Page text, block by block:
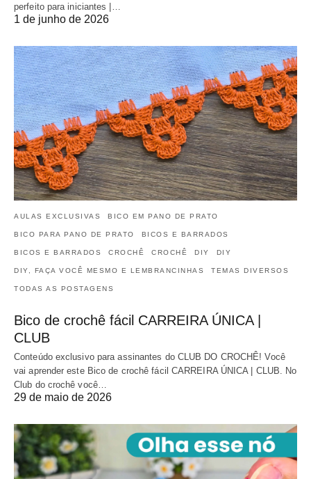
perfeito para iniciantes |…
1 de junho de 2026
AULAS EXCLUSIVAS BICO EM PANO DE PRATO
BICO PARA PANO DE PRATO BICOS E BARRADOS
BICOS E BARRADOS CROCHÊ CROCHÊ DIY DIY
DIY, FAÇA VOCÊ MESMO E LEMBRANCINHAS TEMAS DIVERSOS
TODAS AS POSTAGENS
Bico de crochê fácil CARREIRA ÚNICA |
CLUB
Conteúdo exclusivo para assinantes do CLUB DO CROCHÊ! Você
vai aprender este Bico de crochê fácil CARREIRA ÚNICA | CLUB. No
Club do crochê você…
29 de maio de 2026